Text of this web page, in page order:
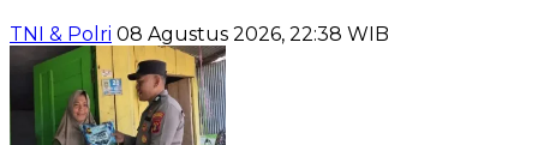
TNI & Polri 08 Agustus 2026, 22:38 WIB